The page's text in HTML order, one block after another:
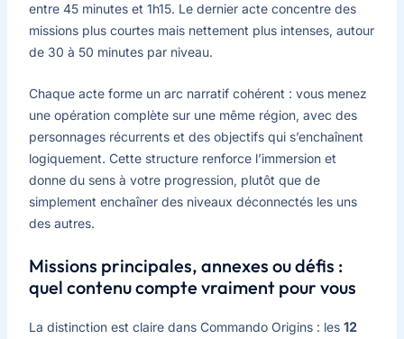
entre 45 minutes et 1h15. Le dernier acte concentre des
missions plus courtes mais nettement plus intenses, autour
de 30 à 50 minutes par niveau.
Chaque acte forme un arc narratif cohérent : vous menez
une opération complète sur une même région, avec des
personnages récurrents et des objectifs qui s’enchaînent
logiquement. Cette structure renforce l’immersion et
donne du sens à votre progression, plutôt que de
simplement enchaîner des niveaux déconnectés les uns
des autres.
Missions principales, annexes ou défis :
quel contenu compte vraiment pour vous
La distinction est claire dans Commando Origins : les 12